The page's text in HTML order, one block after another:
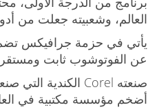
العالم، وشعبيته جعلت من
عن الفوتوشوب ثابت ومستقر
أضخم مؤسسة مكتبية في